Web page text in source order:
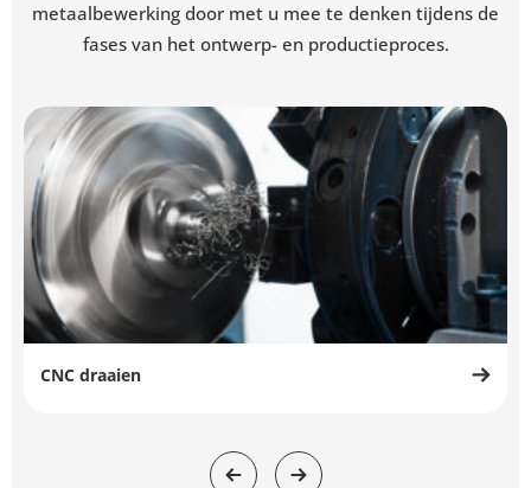
metaalbewerking door met u mee te denken tijdens de
fases van het ontwerp- en productieproces.
CNC draaien